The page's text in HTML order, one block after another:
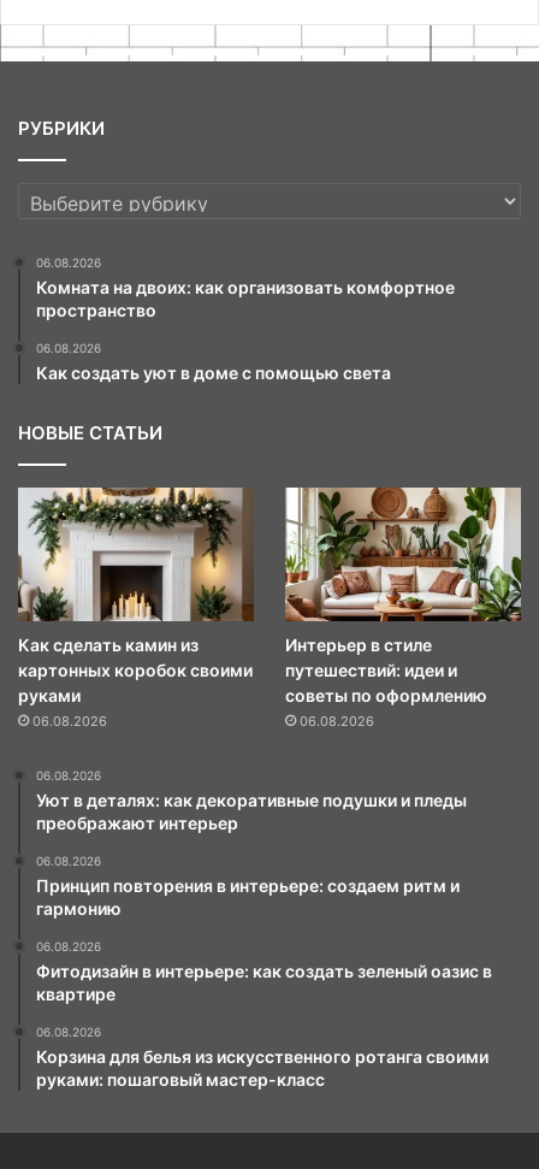
РУБРИКИ
РУБРИКИ
06.08.2026
Комната на двоих: как организовать комфортное
пространство
06.08.2026
Как создать уют в доме с помощью света
НОВЫЕ СТАТЬИ
Как сделать камин из
картонных коробок своими
руками
06.08.2026
Интерьер в стиле
путешествий: идеи и
советы по оформлению
06.08.2026
06.08.2026
Уют в деталях: как декоративные подушки и пледы
преображают интерьер
06.08.2026
Принцип повторения в интерьере: создаем ритм и
гармонию
06.08.2026
Фитодизайн в интерьере: как создать зеленый оазис в
квартире
06.08.2026
Корзина для белья из искусственного ротанга своими
руками: пошаговый мастер-класс